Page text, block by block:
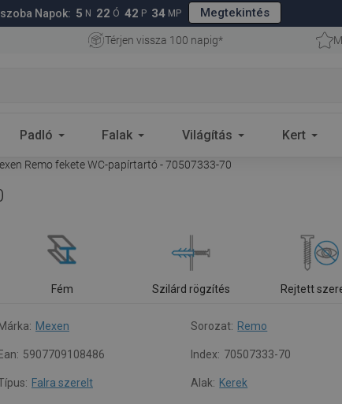
Napok: 5 N 22 Ó 42 P 33 MP Megtekintés
Térjen vissza 100 napig*
Padló Falak Világítás Kert
Remo fekete WC-papírtartó - 70507333-70
Fém Szilárd rögzítés Rejtett
Márka: Mexen Sorozat: Remo
Ean: 5907709108486 Index: 70507333-70
Falra szerelt Alak: Kerek